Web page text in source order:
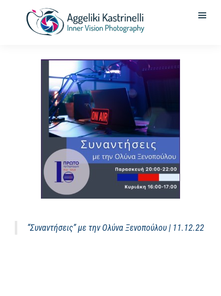
“Συναντήσεις” με την Ολύνα Ξενοπούλου | 11.12.22